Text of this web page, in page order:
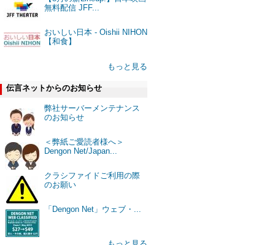
無料配信 JFF...
おいしい日本 - Oishii NIHON
【和食】
もっと見る
伝言ネットからのお知らせ
弊社サーバーメンテナンス
のお知らせ
＜弊紙ご愛読者様へ＞
Dengon Net/Japan...
クラシファイドご利用の際
のお願い
「Dengon Net」ウェブ・...